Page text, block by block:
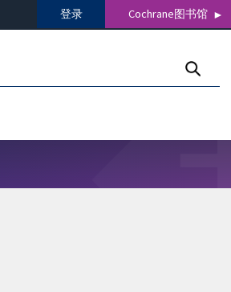
登录 Cochrane图书馆